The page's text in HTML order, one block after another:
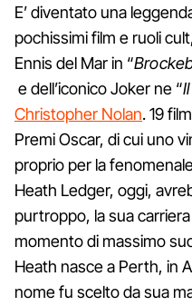
E’ diventato una
pochissimi film e ruoli
Ennis del Mar in “
e dell’iconico Joker ne “
Christopher Nolan. 19
Premi Oscar, di cui uno
proprio per la
Heath Ledger, oggi,
purtroppo, la sua
momento di massimo
Heath nasce a Perth, in
nome fu scelto da sua